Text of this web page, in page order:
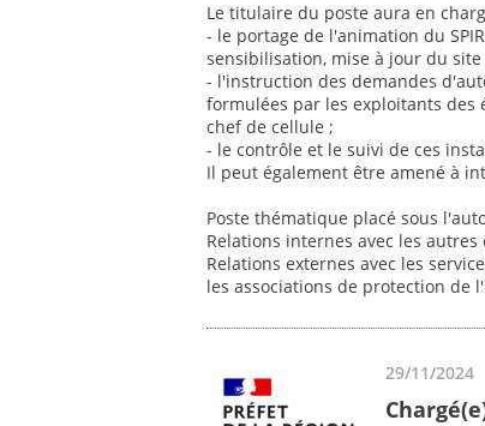
Le titulaire du poste aura en
- le portage de l'animation du
sensibilisation, mise à jour du site
- l'instruction des demandes
formulées par les exploitants
chef de cellule ;
- le contrôle et le suivi de ces
Il peut également être amené à
Poste thématique placé sous
Relations internes avec les autres
Relations externes avec les
les associations de protection de
29/11/2024